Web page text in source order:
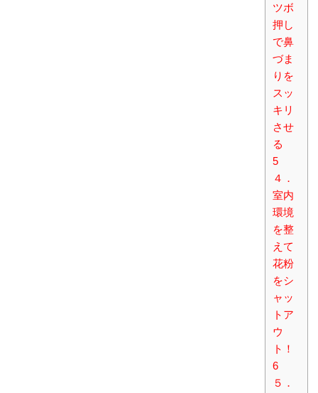
ツボ
押し
で鼻
づま
りを
スッ
キリ
させ
る
5
４．
室内
環境
を整
えて
花粉
をシ
ャッ
トア
ウ
ト！
6
５．